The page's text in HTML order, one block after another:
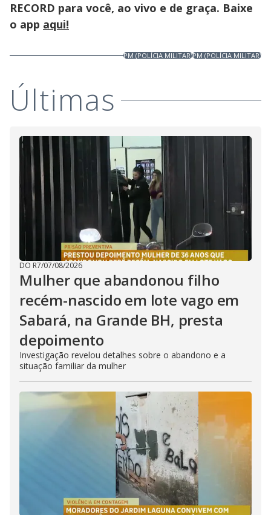
RECORD para você, ao vivo e de graça. Baixe
o app aqui!
PM (POLÍCIA MILITAR)PM (POLÍCIA MILITAR)
Últimas
DO R7/07/08/2026
Mulher que abandonou filho
recém-nascido em lote vago em
Sabará, na Grande BH, presta
depoimento
Investigação revelou detalhes sobre o abandono e a
situação familiar da mulher